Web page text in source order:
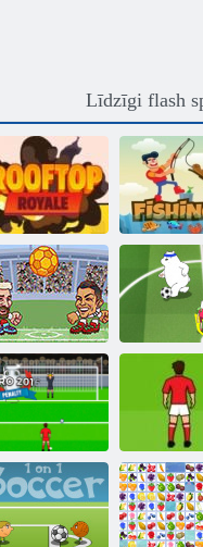
Līdzīgi flash
Royale jumta
Heads Arena
Euro futbols
Toon Cup
Euro Sods 2016
Pasaules
sods